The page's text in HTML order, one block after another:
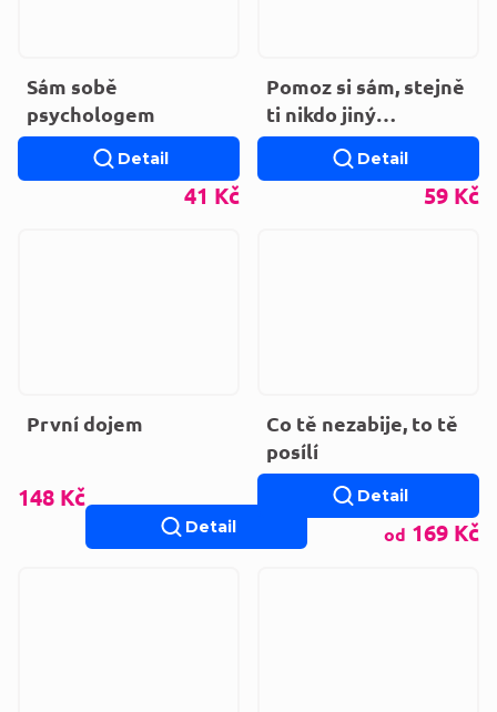
Sám sobě
psychologem
41 Kč
Detail
Pomoz si sám, stejně
ti nikdo jiný
nepomůže
59 Kč
Detail
První dojem
148 Kč
Detail
Co tě nezabije, to tě
posílí
od 169 Kč
Detail